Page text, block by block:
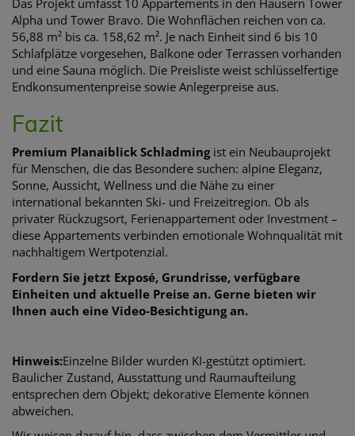
Alpha und Tower Bravo. Die Wohnflächen reichen von ca.
56,88 m² bis ca. 158,62 m². Je nach Einheit sind 6 bis 10
Schlafplätze vorgesehen, Balkone oder Terrassen vorhanden
und eine Sauna möglich. Die Preisliste weist schlüsselfertige
Endkonsumentenpreise sowie Anlegerpreise aus.
Fazit
Premium Planaiblick Schladmingist ein Neubauprojekt
für Menschen, die das Besondere suchen: alpine Eleganz,
Sonne, Aussicht, Wellness und die Nähe zu einer
international bekannten Ski- und Freizeitregion. Ob als
privater Rückzugsort, Ferienappartement oder Investment –
diese Appartements verbinden emotionale Wohnqualität mit
nachhaltigem Wertpotenzial.
Fordern Sie jetzt Exposé, Grundrisse, verfügbare
Einheiten und aktuelle Preise an. Gerne bieten wir
Ihnen auch eine Video-Besichtigung an.
Hinweis:Einzelne Bilder wurden KI-gestützt optimiert.
Baulicher Zustand, Ausstattung und Raumaufteilung
entsprechen dem Objekt; dekorative Elemente können
abweichen.